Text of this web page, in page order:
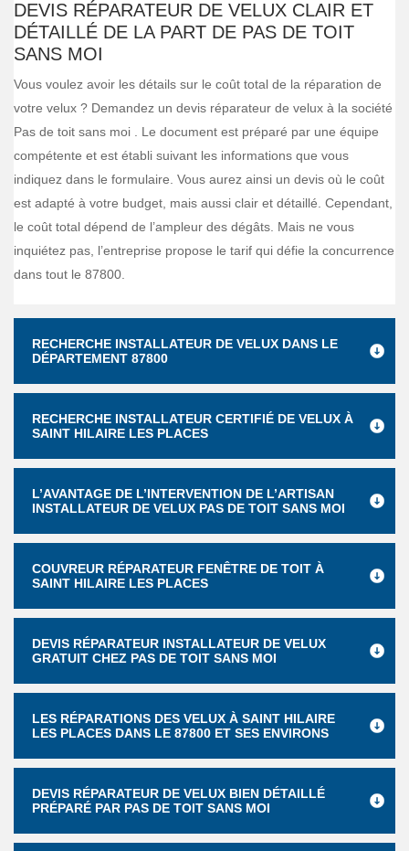
DEVIS RÉPARATEUR DE VELUX CLAIR ET
DÉTAILLÉ DE LA PART DE PAS DE TOIT
SANS MOI
Vous voulez avoir les détails sur le coût total de la réparation de
votre velux ? Demandez un devis réparateur de velux à la société
Pas de toit sans moi . Le document est préparé par une équipe
compétente et est établi suivant les informations que vous
indiquez dans le formulaire. Vous aurez ainsi un devis où le coût
est adapté à votre budget, mais aussi clair et détaillé. Cependant,
le coût total dépend de l’ampleur des dégâts. Mais ne vous
inquiétez pas, l’entreprise propose le tarif qui défie la concurrence
dans tout le 87800.
RECHERCHE INSTALLATEUR DE VELUX DANS LE
DÉPARTEMENT 87800
RECHERCHE INSTALLATEUR CERTIFIÉ DE VELUX À
SAINT HILAIRE LES PLACES
L’AVANTAGE DE L’INTERVENTION DE L’ARTISAN
INSTALLATEUR DE VELUX PAS DE TOIT SANS MOI
COUVREUR RÉPARATEUR FENÊTRE DE TOIT À
SAINT HILAIRE LES PLACES
DEVIS RÉPARATEUR INSTALLATEUR DE VELUX
GRATUIT CHEZ PAS DE TOIT SANS MOI
LES RÉPARATIONS DES VELUX À SAINT HILAIRE
LES PLACES DANS LE 87800 ET SES ENVIRONS
DEVIS RÉPARATEUR DE VELUX BIEN DÉTAILLÉ
PRÉPARÉ PAR PAS DE TOIT SANS MOI